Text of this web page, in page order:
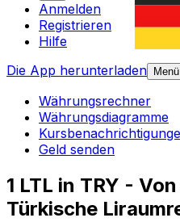
Anmelden
Registrieren
Hilfe
Die App herunterladen
Währungsrechner
Währungsdiagramme
Geld senden
1 LTL in TRY -
Türkische